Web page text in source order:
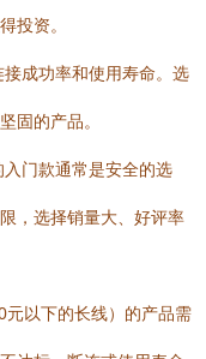
投资。
成功率和使用寿命。选
固的产品。
门款通常是安全的选
，选择销量大、好评率
元以下的长线）的产品需